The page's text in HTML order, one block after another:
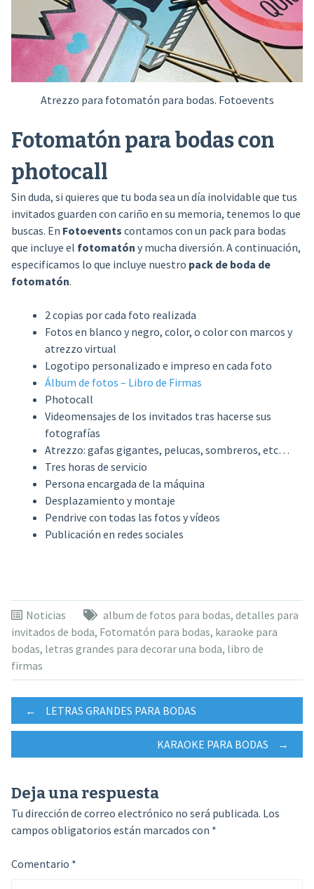
Atrezzo para fotomatón para bodas. Fotoevents
Fotomatón para bodas con
photocall
Sin duda, si quieres que tu boda sea un día inolvidable que tus
invitados guarden con cariño en su memoria, tenemos lo que
buscas. En Fotoevents contamos con un pack para bodas
que incluye el fotomatón y mucha diversión. A continuación,
especificamos lo que incluye nuestro pack de boda de
fotomatón.
2 copias por cada foto realizada
Fotos en blanco y negro, color, o color con marcos y
atrezzo virtual
Logotipo personalizado e impreso en cada foto
Álbum de fotos – Libro de Firmas
Photocall
Videomensajes de los invitados tras hacerse sus
fotografías
Atrezzo: gafas gigantes, pelucas, sombreros, etc…
Tres horas de servicio
Persona encargada de la máquina
Desplazamiento y montaje
Pendrive con todas las fotos y vídeos
Publicación en redes sociales
Noticias album de fotos para bodas, detalles para
invitados de boda, Fotomatón para bodas, karaoke para
bodas, letras grandes para decorar una boda, libro de
firmas
Navegación
de
entradas
← LETRAS GRANDES PARA BODAS
KARAOKE PARA BODAS →
Deja una respuesta
Tu dirección de correo electrónico no será publicada. Los
campos obligatorios están marcados con *
Comentario *